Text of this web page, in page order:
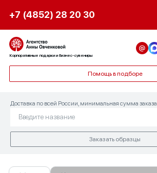
+7 (4852) 28 20 30
Корпоративные подарки и бизнес-сувениры
Помощь в подборе
Доставка по всей России, минимальная сумма
Заказать образцы